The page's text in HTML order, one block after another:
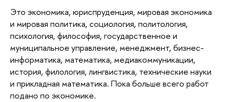
Это экономика, юриспруденция, мировая экономика
и мировая политика, социология, политология,
психология, философия, государственное и
муниципальное управление, менеджмент, бизнес-
информатика, математика, медиакоммуникации,
история, филология, лингвистика, технические науки
и прикладная математика. Пока больше всего работ
подано по экономике.